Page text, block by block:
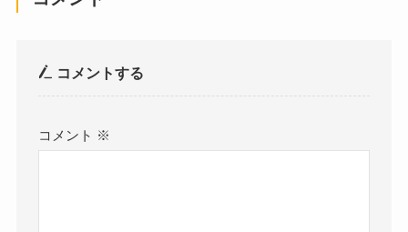
コメントする
コメント ※